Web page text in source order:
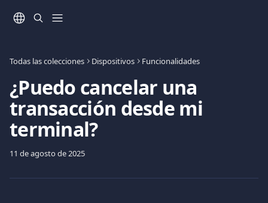
Todas las colecciones Dispositivos Funcionalidades
¿Puedo cancelar una
transacción desde mi
terminal?
11 de agosto de 2025